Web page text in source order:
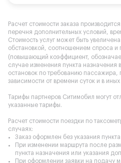
Расчет стоимости заказа
перечня дополнительных условий,
Стоимость услуг может быть
обстановкой, соотношением спроса и
(повышающий коэффициент,
случае изменения пункта назначения
остановок по требованию пассажира,
зависимости от времени суток и в
Тарифы партнеров Ситимобил могут
указанные тарифы.
Расчет стоимости поездки по
случаях:
Заказ оформлен без указания
При изменении маршрута после
пункта назначения или указания
При оформлении заявки на подачу